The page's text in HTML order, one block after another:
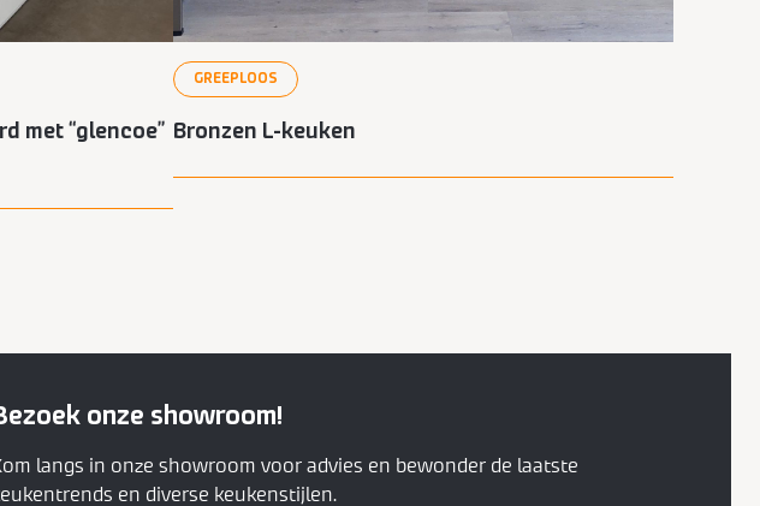
met “glencoe”
GREEPLOOS
Bronzen L-keuken
onze showroom!
langs in onze showroom voor advies en bewonder de laatste
en diverse keukenstijlen.